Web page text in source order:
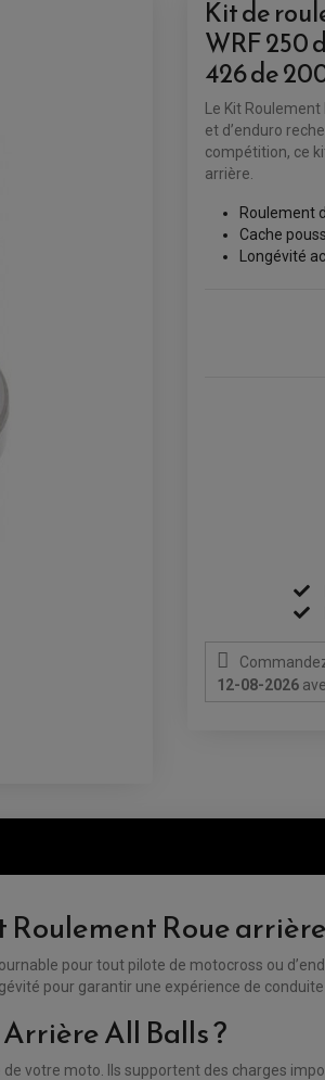
Kit de
WRF 250
426 de
Le Kit
et d’enduro
compétition, ce
arrière.
Roulement
Cache
Longévité
12-08-2026
Roue
pour tout pilote de motocross ou
pour garantir une expérience de
All Balls ?
votre moto. Ils supportent des charges